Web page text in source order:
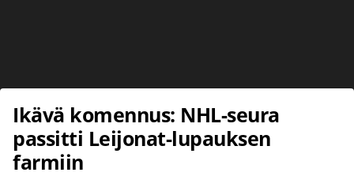
Ikävä komennus: NHL-seura
passitti Leijonat-lupauksen
farmiin